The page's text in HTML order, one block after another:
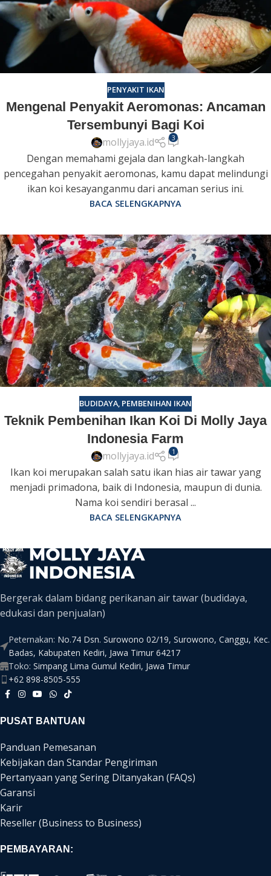
PENYAKIT IKAN
Mengenal Penyakit Aeromonas: Ancaman
Tersembunyi Bagi Koi
mollyjaya.id 3
Dengan memahami gejala dan langkah-langkah
pencegahan penyakit aeromonas, kamu dapat melindungi
ikan koi kesayanganmu dari ancaman serius ini.
BACA SELENGKAPNYA
BUDIDAYA, PEMBENIHAN IKAN
Teknik Pembenihan Ikan Koi Di Molly Jaya
Indonesia Farm
mollyjaya.id 1
Ikan koi merupakan salah satu ikan hias air tawar yang
menjadi primadona, baik di Indonesia, maupun di dunia.
Nama koi sendiri berasal ...
BACA SELENGKAPNYA
Bergerak dalam bidang perikanan air tawar (budidaya,
edukasi dan penjualan)
Peternakan: No.74 Dsn. Surowono 02/19, Surowono, Canggu, Kec.
Badas, Kabupaten Kediri, Jawa Timur 64217
Toko: Simpang Lima Gumul Kediri, Jawa Timur
+62 898-8505-555
PUSAT BANTUAN
Panduan Pemesanan
Kebijakan dan Standar Pengiriman
Pertanyaan yang Sering Ditanyakan (FAQs)
Garansi
Karir
Reseller (Business to Business)
PEMBAYARAN: